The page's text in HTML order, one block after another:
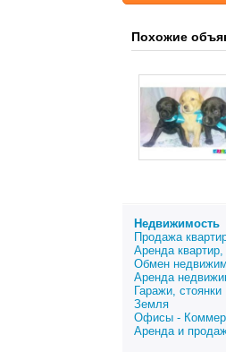
Похожие
Недвижимость
Продажа
Аренда
Обмен
Аренда
Гаражи, стоянки
Земля
Офисы -
Аренда и